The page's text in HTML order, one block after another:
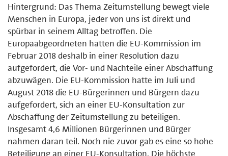
Hintergrund: Das Thema Zeitumstellung bewegt viele
Menschen in Europa, jeder von uns ist direkt und
spürbar in seinem Alltag betroffen. Die
Europaabgeordneten hatten die EU-Kommission im
Februar 2018 deshalb in einer Resolution dazu
aufgefordert, die Vor- und Nachteile einer Abschaffung
abzuwägen. Die EU-Kommission hatte im Juli und
August 2018 die EU-Bürgerinnen und Bürgern dazu
aufgefordert, sich an einer EU-Konsultation zur
Abschaffung der Zeitumstellung zu beteiligen.
Insgesamt 4,6 Millionen Bürgerinnen und Bürger
nahmen daran teil. Noch nie zuvor gab es eine so hohe
Beteiligung an einer EU-Konsultation. Die höchste